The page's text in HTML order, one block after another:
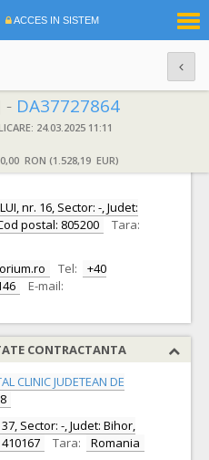
ACCES IN SISTEM
- DA37727864
24.03.2025 11:11
RON (1.528,19 EUR)
SCIENCE SRL S.R.L.
nr. 16, Sector: -, Judet:
postal: 805200
Tara:
Tel:
+40
E-mail:
CONTRACTANTA
CLINIC JUDETEAN DE
Sector: -, Judet: Bihor,
Tara:
Romania